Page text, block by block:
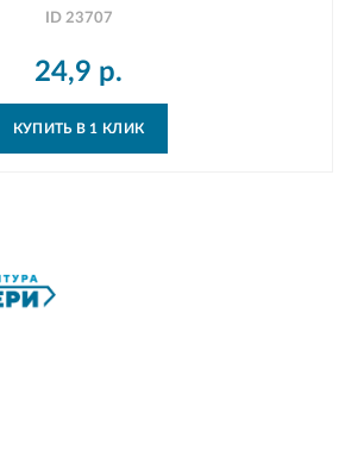
ID 23707
24,9 р.
КУПИТЬ В 1 КЛИК